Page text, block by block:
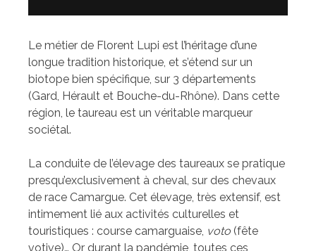
Le métier de Florent Lupi est l’héritage d’une
longue tradition historique, et s’étend sur un
biotope bien spécifique, sur 3 départements
(Gard, Hérault et Bouche-du-Rhône). Dans cette
région, le taureau est un véritable marqueur
sociétal.
La conduite de l’élevage des taureaux se pratique
presqu’exclusivement à cheval, sur des chevaux
de race Camargue. Cet élevage, très extensif, est
intimement lié aux activités culturelles et
touristiques : course camarguaise, voto (fête
votive)… Or durant la pandémie, toutes ces